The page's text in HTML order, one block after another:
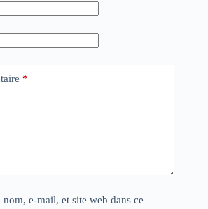
*
e-mail, et site web dans ce